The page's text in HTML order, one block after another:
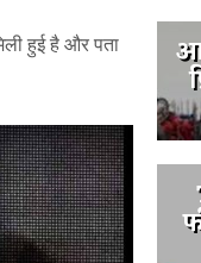
हुई है और पता